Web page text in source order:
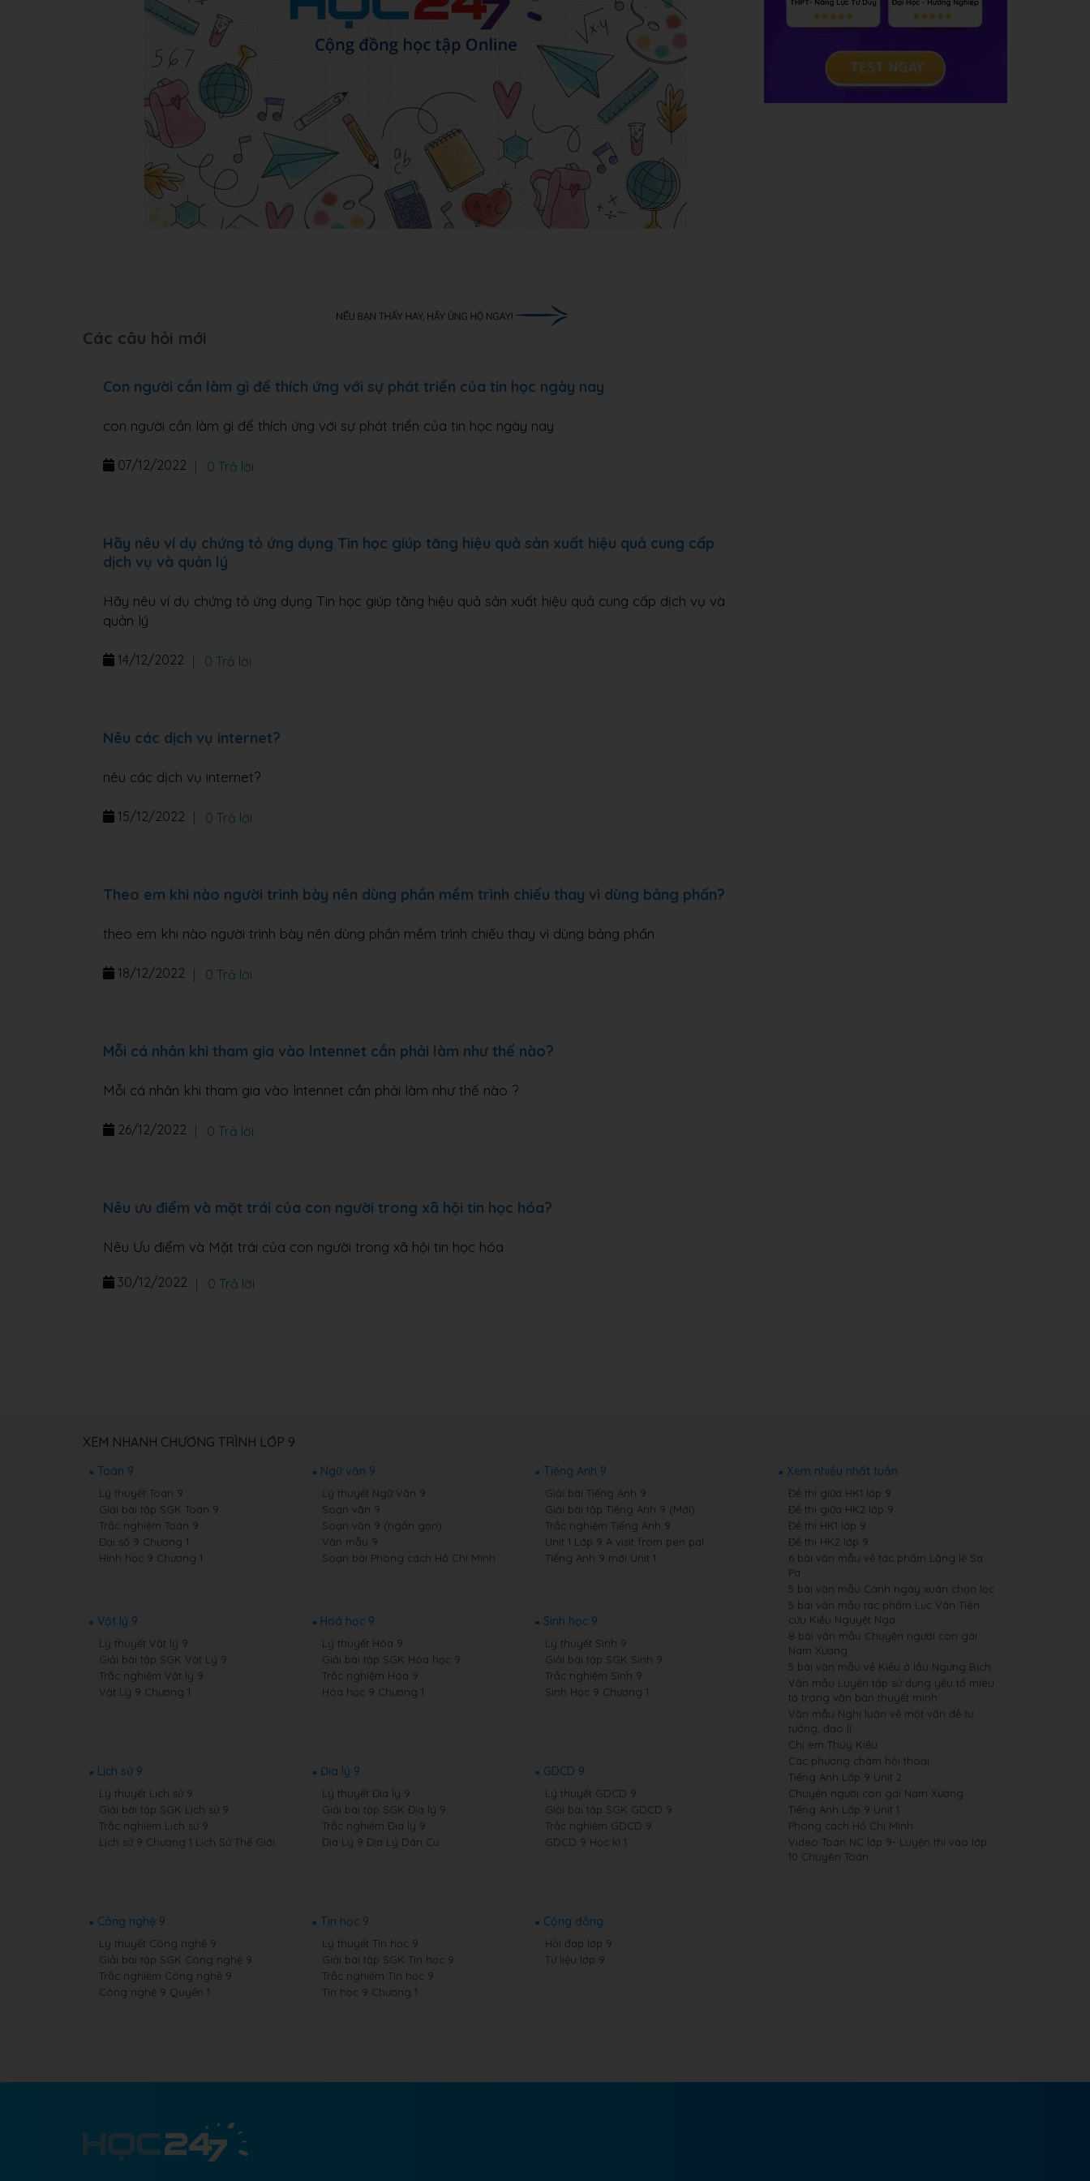
Các câu hỏi mới
Con người cần làm gì để thích ứng với sự phát triển của tin học ngày nay
con người cần làm gì để thích ứng với sự phát triển của tin học ngày nay
07/12/2022 0 Trả lời
Hãy nêu ví dụ chứng tỏ ứng dụng Tin học giúp tăng hiệu quả sản xuất hiệu quả cung cấp
dịch vụ và quản lý
Hãy nêu ví dụ chứng tỏ ứng dụng Tin học giúp tăng hiệu quả sản xuất hiệu quả cung cấp dịch vụ và
quản lý
14/12/2022 0 Trả lời
Nêu các dịch vụ internet?
nêu các dịch vụ internet?
15/12/2022 0 Trả lời
Theo em khi nào người trình bày nên dùng phần mềm trình chiếu thay vì dùng bảng phấn?
theo em khi nào người trình bày nên dùng phần mềm trình chiếu thay vì dùng bảng phấn
18/12/2022 0 Trả lời
Mỗi cá nhân khi tham gia vào lntennet cần phải làm như thế nào?
Mỗi cá nhân khi tham gia vào lntennet cần phải làm như thế nào ?
26/12/2022 0 Trả lời
Nêu ưu điểm và mặt trái của con người trong xã hội tin học hóa?
Nêu Ưu điểm và Mặt trái của con người trong xã hội tin học hóa
30/12/2022 0 Trả lời
XEM NHANH CHƯƠNG TRÌNH LỚP 9
Toán 9
Lý thuyết Toán 9
Giải bài tập SGK Toán 9
Trắc nghiệm Toán 9
Đại số 9 Chương 1
Hình học 9 Chương 1
Ngữ văn 9
Lý thuyết Ngữ Văn 9
Soạn văn 9
Soạn văn 9 (ngắn gọn)
Văn mẫu 9
Soạn bài Phong cách Hồ Chí Minh
Tiếng Anh 9
Giải bài Tiếng Anh 9
Giải bài tập Tiếng Anh 9 (Mới)
Trắc nghiệm Tiếng Anh 9
Unit 1 Lớp 9 A visit from pen pal
Tiếng Anh 9 mới Unit 1
Vật lý 9
Lý thuyết Vật lý 9
Giải bài tập SGK Vật Lý 9
Trắc nghiệm Vật lý 9
Vật Lý 9 Chương 1
Hoá học 9
Lý thuyết Hóa 9
Giải bài tập SGK Hóa học 9
Trắc nghiệm Hóa 9
Hóa học 9 Chương 1
Sinh học 9
Lý thuyết Sinh 9
Giải bài tập SGK Sinh 9
Trắc nghiệm Sinh 9
Sinh Học 9 Chương 1
Lịch sử 9
Lý thuyết Lịch sử 9
Giải bài tập SGK Lịch sử 9
Trắc nghiệm Lịch sử 9
Lịch sử 9 Chương 1 Lịch Sử Thế Giới
Địa lý 9
Lý thuyết Địa lý 9
Giải bài tập SGK Địa lý 9
Trắc nghiệm Địa lý 9
Địa Lý 9 Địa Lý Dân Cư
GDCD 9
Lý thuyết GDCD 9
Giải bài tập SGK GDCD 9
Trắc nghiệm GDCD 9
GDCD 9 Học kì 1
Công nghệ 9
Lý thuyết Công nghệ 9
Giải bài tập SGK Công nghệ 9
Trắc nghiệm Công nghệ 9
Công nghệ 9 Quyển 1
Tin học 9
Lý thuyết Tin học 9
Giải bài tập SGK Tin học 9
Trắc nghiệm Tin học 9
Tin học 9 Chương 1
Cộng đồng
Hỏi đáp lớp 9
Tư liệu lớp 9
Xem nhiều nhất tuần
Đề thi giữa HK1 lớp 9
Đề thi giữa HK2 lớp 9
Đề thi HK1 lớp 9
Đề thi HK2 lớp 9
6 bài văn mẫu về tác phẩm Lặng lẽ Sa
Pa
5 bài văn mẫu Cảnh ngày xuân chọn lọc
5 bài văn mẫu tác phẩm Lục Vân Tiên
cứu Kiều Nguyệt Nga
8 bài văn mẫu Chuyện người con gái
Nam Xương
5 bài văn mẫu về Kiều ở lầu Ngưng Bích
Văn mẫu Luyện tập sử dụng yếu tố miêu
tả trong văn bản thuyết minh
Văn mẫu Nghị luận về một vấn đề tư
tưởng, đạo lí
Chị em Thúy Kiều
Các phương châm hội thoại
Tiếng Anh Lớp 9 Unit 2
Chuyện người con gái Nam Xương
Tiếng Anh Lớp 9 Unit 1
Phong cách Hồ Chí Minh
Video Toán NC lớp 9- Luyện thi vào lớp
10 Chuyên Toán